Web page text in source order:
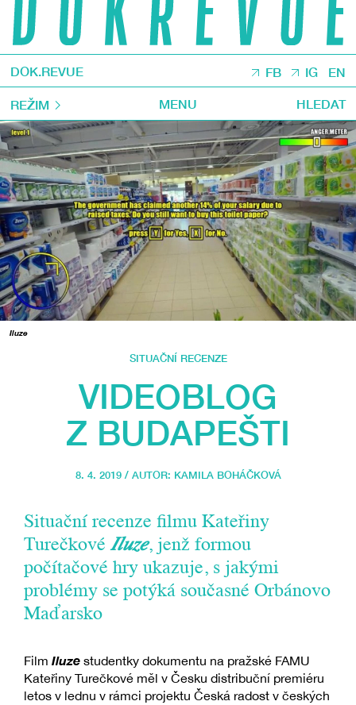
DOK.REVUE FB IG EN
REŽIM MENU HLEDAT
Iluze
SITUAČNÍ RECENZE
VIDEOBLOG
Z BUDAPEŠTI
8. 4. 2019 / AUTOR: KAMILA BOHÁČKOVÁ
Situační recenze filmu Kateřiny
TurečkovéIluze, jenž formou
počítačové hry ukazuje, s jakými
problémy se potýká současné Orbánovo
Maďarsko
Film Iluze studentky dokumentu na pražské FAMU
Kateřiny Turečkové měl v Česku distribuční premiéru
letos v lednu v rámci projektu Česká radost v českých